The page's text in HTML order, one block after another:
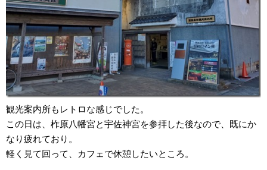
観光案内所もレトロな感じでした。
この日は、柞原八幡宮と宇佐神宮を参拝した後なので、既にか
なり疲れており。
軽く見て回って、カフェで休憩したいところ。